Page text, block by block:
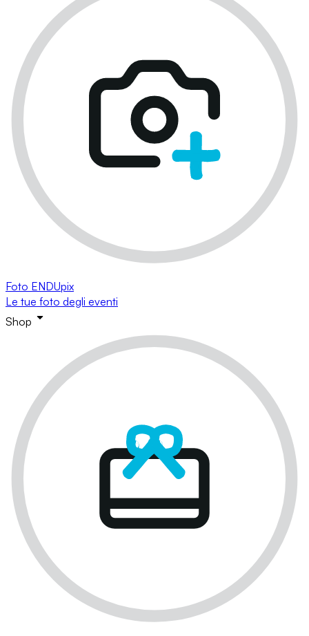
Foto ENDUpix
Le tue foto degli eventi
Shop